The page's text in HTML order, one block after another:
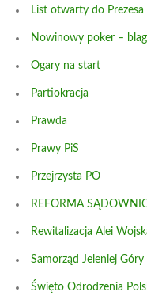
List otwarty do
Nowinowy poker –
Ogary na start
Partiokracja
Prawda
Prawy PiS
Przejrzysta PO
REFORMA
Rewitalizacja Alei
Samorząd Jeleniej
Święto Odrodzenia